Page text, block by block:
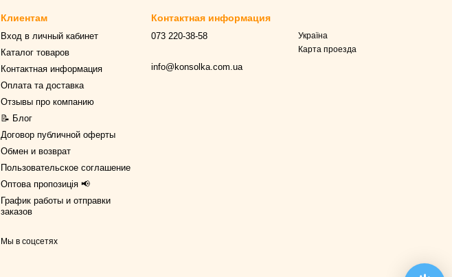
Клиентам
Вход в личный кабинет
Каталог товаров
Контактная информация
Оплата та доставка
Отзывы про компанию
📝 Блог
Договор публичной оферты
Обмен и возврат
Пользовательское соглашение
Оптова пропозиція 📢
График работы и отправки
заказов
Мы в соцсетях
Контактная информация
073 220-38-58
info@konsolka.com.ua
Україна
Карта проезда